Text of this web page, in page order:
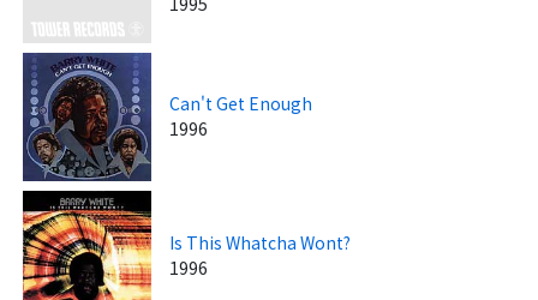
Can't Get Enough
1996
Is This Whatcha Wont?
1996